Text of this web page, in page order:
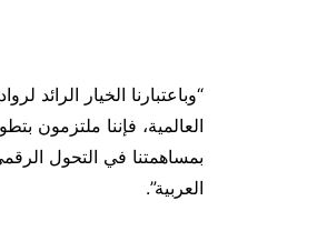
“وباعتبارنا الخيار
العالمية، فإننا ملتزمون
بمساهمتنا في التحول
العربية”.